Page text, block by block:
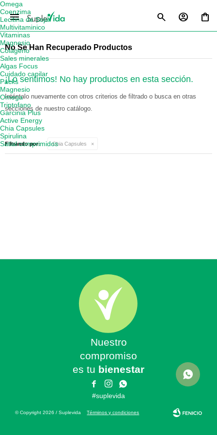
menu
No Se Han Recuperado Productos
¡Lo sentimos! No hay productos en esta sección.
Inténtalo nuevamente con otros criterios de filtrado o busca en otras
secciones de nuestro catálogo.
Filtrando por: Chia Capsules
Omega
Coenzima
Lecitina de Soja
Multivitaminico
Vitaminas
Magnesio
Colágeno
Sales minerales
Algas Focus
Cuidado capilar
Packs
Magnesio
Omega
Triptofano
Garcinia Plus
Active Energy
Chia Capsules
Spirulina
Satial comprimidos
Nuestro
compromiso
es tu bienestar
 

#suplevida
© Copyright 2026 / SuplevidaTérminos y condiciones